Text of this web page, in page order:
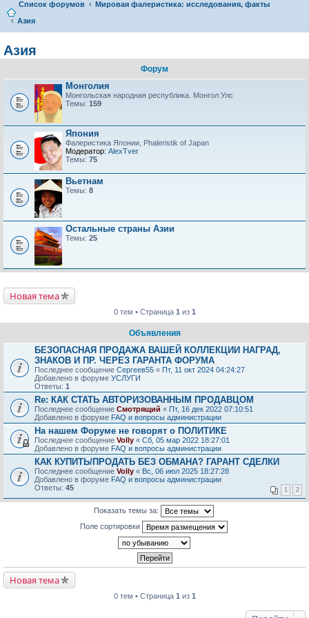
Список форумов
Мировая фалеристика: исследования, факты
Азия
Азия
Форум
Монголия
Монгольская народная республика. Монгол Улс
Темы: 159
Япония
Фалеристика Японии, Phaleristik of Japan
Модератор: AlexTver
Темы: 75
Вьетнам
Темы: 8
Остальные страны Азии
Темы: 25
Новая тема
0 тем • Страница 1 из 1
Объявления
БЕЗОПАСНАЯ ПРОДАЖА ВАШЕЙ КОЛЛЕКЦИИ НАГРАД,
ЗНАКОВ И ПР. ЧЕРЕЗ ГАРАНТА ФОРУМА
Последнее сообщение Сергеев55 « Пт, 11 окт 2024 04:24:27
Добавлено в форуме УСЛУГИ
Ответы: 1
Re: КАК СТАТЬ АВТОРИЗОВАННЫМ ПРОДАВЦОМ
Последнее сообщение Смотрящий « Пт, 16 дек 2022 07:10:51
Добавлено в форуме FAQ и вопросы администрации
На нашем Форуме не говорят о ПОЛИТИКЕ
Последнее сообщение Volly « Сб, 05 мар 2022 18:27:01
Добавлено в форуме FAQ и вопросы администрации
КАК КУПИТЬ/ПРОДАТЬ БЕЗ ОБМАНА? ГАРАНТ СДЕЛКИ
Последнее сообщение Volly « Вс, 06 июл 2025 18:27:28
Добавлено в форуме FAQ и вопросы администрации
Ответы: 45 1 2
Показать темы за:
Поле сортировки
Новая тема
0 тем • Страница 1 из 1